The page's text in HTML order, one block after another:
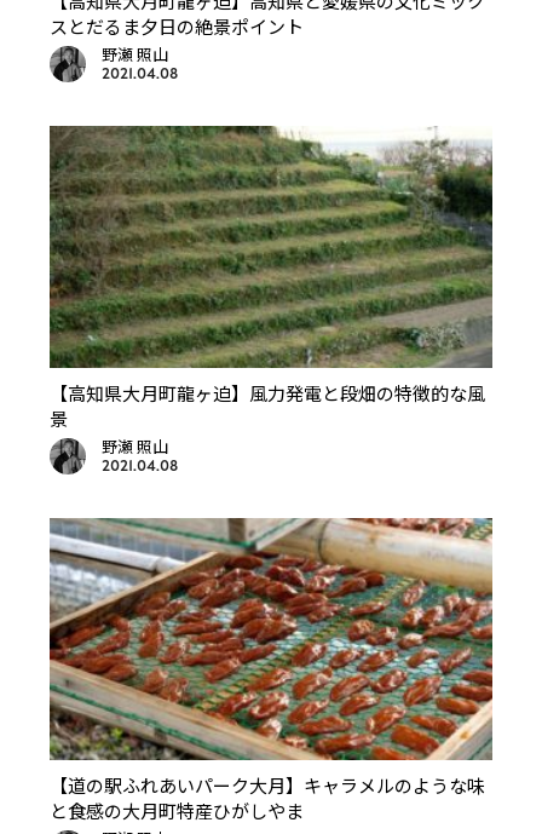
スとだるま夕日の絶景ポイント
野瀬 照山
2021.04.08
【高知県大月町龍ヶ迫】風力発電と段畑の特徴的な風
景
野瀬 照山
2021.04.08
【道の駅ふれあいパーク大月】キャラメルのような味
と食感の大月町特産ひがしやま